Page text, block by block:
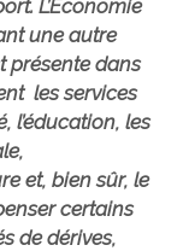
L’Economie
une autre
présente dans
les services
l’éducation, les
et, bien sûr, le
certains
de dérives,